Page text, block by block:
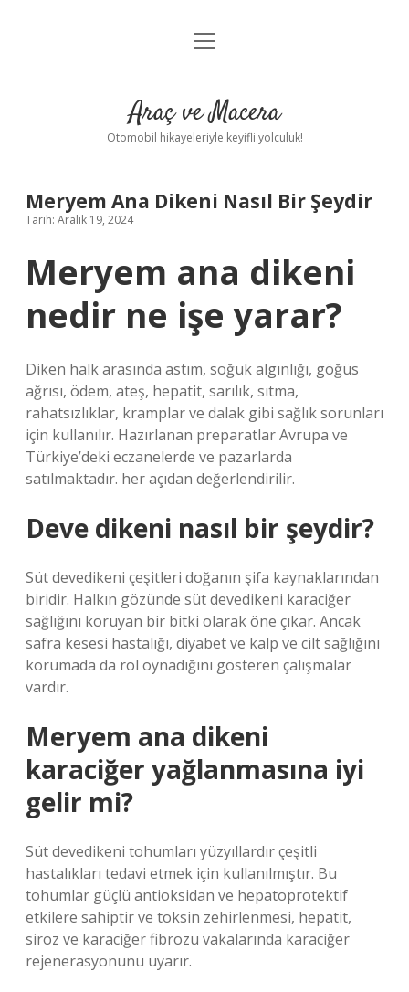
Anasayfa
Yasal Uyarı
menüyü
Araç ve Macera
Otomobil hikayeleriyle keyifli yolculuk!
Meryem Ana Dikeni Nasıl Bir Şeydir
Tarih: Aralık 19, 2024
Meryem ana dikeni
nedir ne işe yarar?
Diken halk arasında astım, soğuk algınlığı, göğüs
ağrısı, ödem, ateş, hepatit, sarılık, sıtma,
rahatsızlıklar, kramplar ve dalak gibi sağlık sorunları
için kullanılır. Hazırlanan preparatlar Avrupa ve
Türkiye’deki eczanelerde ve pazarlarda
satılmaktadır. her açıdan değerlendirilir.
Deve dikeni nasıl bir şeydir?
Süt devedikeni çeşitleri doğanın şifa kaynaklarından
biridir. Halkın gözünde süt devedikeni karaciğer
sağlığını koruyan bir bitki olarak öne çıkar. Ancak
safra kesesi hastalığı, diyabet ve kalp ve cilt sağlığını
korumada da rol oynadığını gösteren çalışmalar
vardır.
Meryem ana dikeni
karaciğer yağlanmasına iyi
gelir mi?
Süt devedikeni tohumları yüzyıllardır çeşitli
hastalıkları tedavi etmek için kullanılmıştır. Bu
tohumlar güçlü antioksidan ve hepatoprotektif
etkilere sahiptir ve toksin zehirlenmesi, hepatit,
siroz ve karaciğer fibrozu vakalarında karaciğer
rejenerasyonunu uyarır.